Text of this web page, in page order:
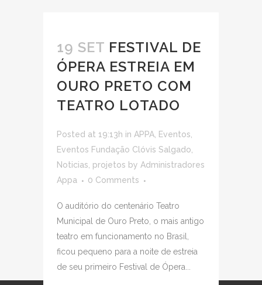
19 SET FESTIVAL DE
ÓPERA ESTREIA EM
OURO PRETO COM
TEATRO LOTADO
Posted at 19:13h in APPA Eventos
Eventos Fundação Clóvis Salgado
Noticias projetos by Administradores
Appa
0 Comments
O auditório do centenário Teatro
Municipal de Ouro Preto, o mais antigo
teatro em funcionamento no Brasil,
ficou pequeno para a noite de estreia
de seu primeiro Festival de Ópera...